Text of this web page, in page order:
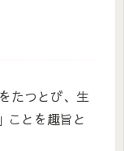
たつとび、生
ことを趣旨と